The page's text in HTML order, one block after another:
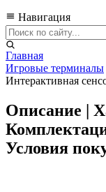
Навигация
Главная
Игровые терминалы
Интерактивная
Описание |
Условия